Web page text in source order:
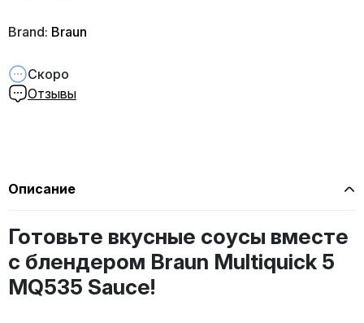
Brand: Braun
Скоро
Отзывы
Описание
Готовьте вкусные соусы вместе
с блендером Braun Multiquick 5
MQ535 Sauce!